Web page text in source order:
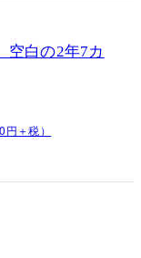
白の2年7カ
＋税）